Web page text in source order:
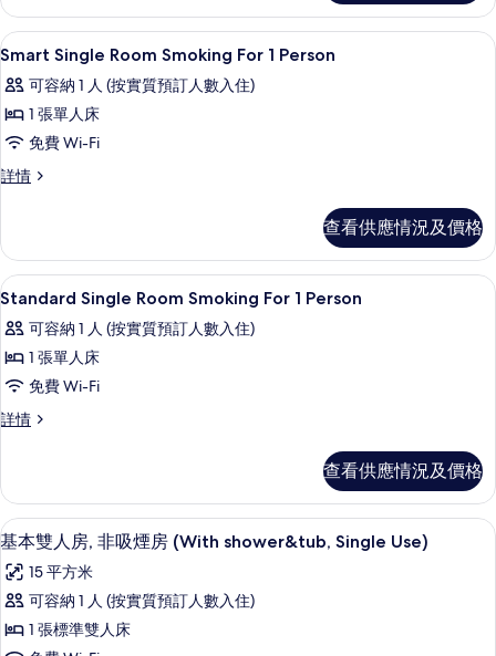
Smoking
For
1
Person
的
相
片
Smoking
For
1
詳
情
載
入
所
有
Smart
Single
For
1
Person
的
相
片
1
Smart Single Room Smoking For 1 Person
可容納 1 人 (按實質預訂人數入住)
1 張單人床
免費 Wi-Fi
詳情
Smart
For
Person
情
查看供應情況及價格
載
入
所
有
Standard
Single
For
1
Person
的
相
片
1
Standard Single Room Smoking For 1 Person
可容納 1 人 (按實質預訂人數入住)
1 張單人床
免費 Wi-Fi
詳情
Standard
For
Person
情
查看供應情況及價格
載
入
所
有
基
6
基本雙人房, 非吸煙房 (With shower&tub, Single Use)
15 平方米
可容納 1 人 (按實質預訂人數入住)
1 張標準雙人床